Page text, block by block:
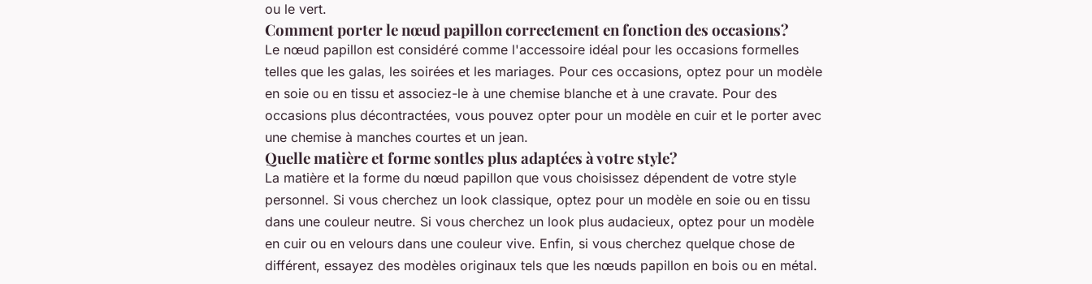
ou le vert.
Comment porter le nœud papillon correctement en fonction des occasions?
Le nœud papillon est considéré comme l'accessoire idéal pour les occasions formelles
telles que les galas, les soirées et les mariages. Pour ces occasions, optez pour un modèle
en soie ou en tissu et associez-le à une chemise blanche et à une cravate. Pour des
occasions plus décontractées, vous pouvez opter pour un modèle en cuir et le porter avec
une chemise à manches courtes et un jean.
Quelle matière et forme sontles plus adaptées à votre style?
La matière et la forme du nœud papillon que vous choisissez dépendent de votre style
personnel. Si vous cherchez un look classique, optez pour un modèle en soie ou en tissu
dans une couleur neutre. Si vous cherchez un look plus audacieux, optez pour un modèle
en cuir ou en velours dans une couleur vive. Enfin, si vous cherchez quelque chose de
différent, essayez des modèles originaux tels que les nœuds papillon en bois ou en métal.